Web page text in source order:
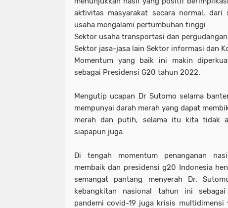
aktivitas masyarakat secara normal, dari
usaha mengalami pertumbuhan tinggi
Sektor usaha transportasi dan pergudangan
Sektor jasa-jasa lain Sektor informasi dan
Momentum yang baik ini makin
sebagai Presidensi G20 tahun 2022.
Mengutip ucapan Dr Sutomo selama
mempunyai darah merah yang dapat
merah dan putih, selama itu kita tidak
siapapun juga.
Di tengah momentum penanganan
membaik dan presidensi g20 Indonesia
semangat pantang menyerah Dr.
kebangkitan nasional tahun ini
pandemi covid-19 juga krisis multidimensi